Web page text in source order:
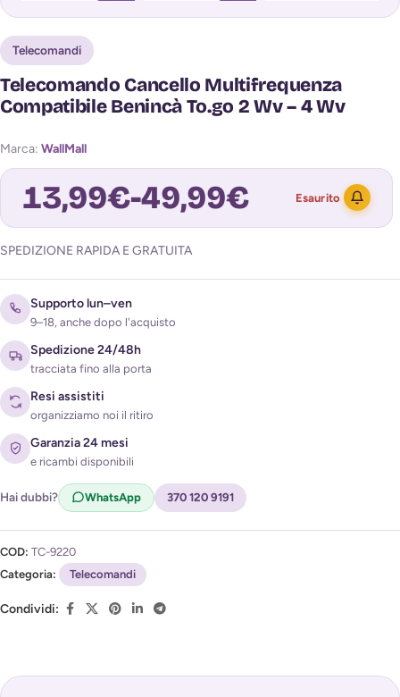
Telecomandi
Telecomando Cancello Multifrequenza
Compatibile Benincà To.go 2 Wv – 4 Wv
Marca: WallMall
13,99€-49,99€ Esaurito
Acconsento al trattamento dei miei dati per ricevere
l'avviso di disponibilità (
SPEDIZIONE RAPIDA E GRATUITA
Supporto lun–ven
9–18, anche dopo l'acquisto
Spedizione 24/48h
tracciata fino alla porta
Resi assistiti
organizziamo noi il ritiro
Garanzia 24 mesi
e ricambi disponibili
Hai dubbi? WhatsApp 370 120 9191
COD: TC-9220
Categoria:
Telecomandi
Condividi: